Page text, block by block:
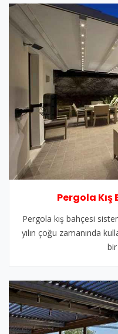
Pergola
Pergola kış bahçesi
yılın çoğu zamanında